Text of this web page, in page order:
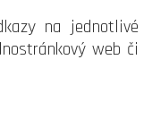
na jednotlivé
web či